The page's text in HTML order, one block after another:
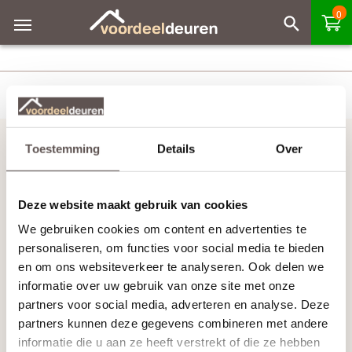
Toestemming Details Over
Deze website maakt gebruik van cookies
We gebruiken cookies om content en advertenties te
personaliseren, om functies voor social media te bieden
en om ons websiteverkeer te analyseren. Ook delen we
informatie over uw gebruik van onze site met onze
partners voor social media, adverteren en analyse. Deze
partners kunnen deze gegevens combineren met andere
informatie die u aan ze heeft verstrekt of die ze hebben
0
Handig om te weten
Opdekdeuren opmeten
Stompe deur heeft geen draairichting
Inmeten en montage
Veel gestelde vragen
Zo bestel je een complete deur
Sloten en bewerkingen